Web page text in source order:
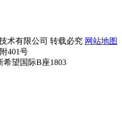
术有限公司 转载必究 网站地图
401号
希望国际B座1803